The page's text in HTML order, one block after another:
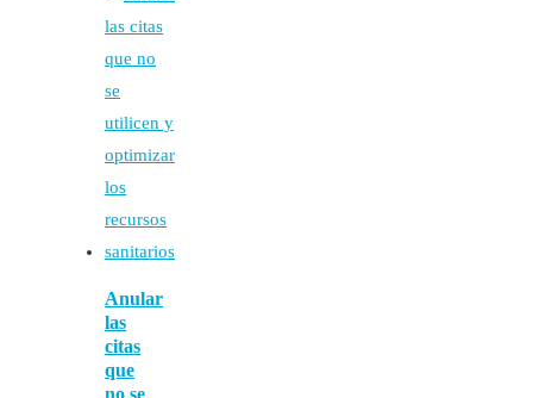
Anular
las
citas
que
no se